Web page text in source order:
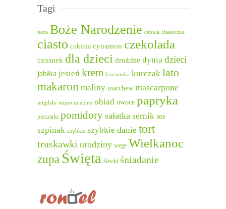
Tagi
beza Boże Narodzenie cebula ciasteczka
ciasto cukinia cynamon czekolada
czosnek dla dzieci drożdże dynia dzieci
jabłka jesień krem kruszonka kurczak lato
makaron maliny marchew mascarpone
migdały mięso mielone obiad owoce papryka
pieczarki pomidory sałatka sernik sos
szpinak szybkie szybkie danie tort
truskawki urodziny wege Wielkanoc
zupa Święta śliwki śniadanie